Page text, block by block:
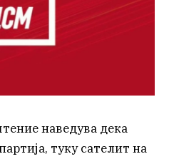
наведува дека
туку сателит на